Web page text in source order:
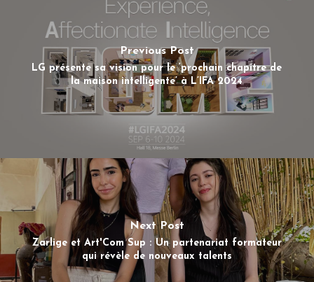
Previous Post
LG présente sa vision pour le ‘prochain chapitre de
la maison intelligente’ à L’IFA 2024
Next Post
Zarlige et Art'Com Sup : Un partenariat formateur
qui révèle de nouveaux talents